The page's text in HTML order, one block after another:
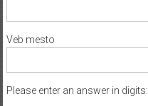
Veb mesto
Please enter an answer in digits: